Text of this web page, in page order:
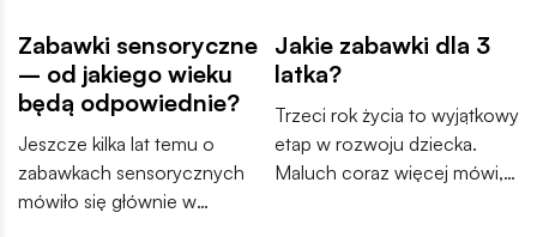
Zabawki sensoryczne
– od jakiego wieku
będą odpowiednie?
Jeszcze kilka lat temu o
zabawkach sensorycznych
mówiło się głównie w
Jakie zabawki dla 3
latka?
Trzeci rok życia to wyjątkowy
etap w rozwoju dziecka.
Maluch coraz więcej mówi,